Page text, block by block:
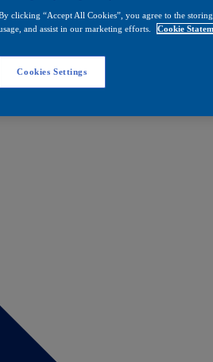
clicking “Accept All Cookies”, you agree to the
and assist in our marketing efforts.
Cookie
Cookies Settings